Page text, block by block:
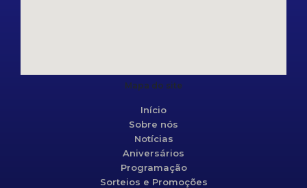
Mapa do site
Início
Sobre nós
Notícias
Aniversários
Programação
Sorteios e Promoções